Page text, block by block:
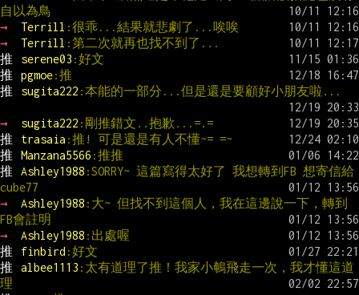
自以為鳥
→
Terrill :很乖...結果就悲劇了...唉唉
→
Terrill :第二次就再也找不到了...
推
serene03 :好文
推
pgmoe:推
推
sugita222 :本能的一部分...但是還是要顧好小朋友啦...
→ sugita222 :剛推錯文..抱歉...=.=
推
trasaia :推! 可是還是有人不懂~= =~
推
Manzana5566 :推推
推
Ashley1988 :SORRY~ 這篇寫得太好了 我想轉到FB 想寄信給
cube77
→
Ashley1988 :大~ 但找不到這個人，我在這邊說一下，轉到
FB會註明
→
Ashley1988 :出處喔
推
finbird :好文
推
albee1113 :太有道理了推！我家小鵪飛走一次，我才懂這道
理